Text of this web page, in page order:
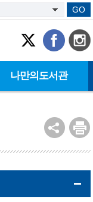
GO
나만의도서관